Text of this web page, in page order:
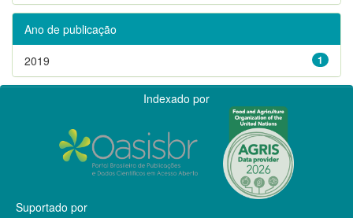
Ano de publicação
1
2019
Indexado por
Suportado por